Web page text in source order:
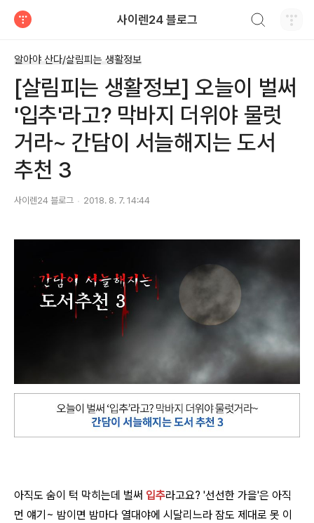
사이렌24 블로그
알아야 산다/살림피는 생활정보
[살림피는 생활정보] 오늘이 벌써
'입추'라고? 막바지 더위야 물럿
거라~ 간담이 서늘해지는 도서
추천 3
사이렌24 블로그 2018. 8. 7. 14:44
아직도 숨이 턱 막히는데 벌써 입추라고요? '선선한 가을'은 아직
먼 얘기~ 밤이면 밤마다 열대야에 시달리느라 잠도 제대로 못 이